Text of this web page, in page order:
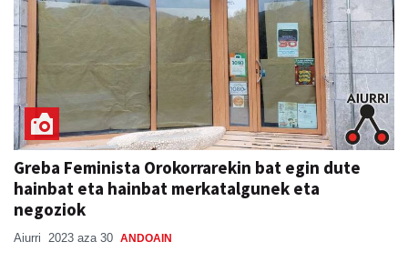
Greba Feminista Orokorrarekin bat egin dute
hainbat eta hainbat merkatalgunek eta
negoziok
Aiurri 2023 aza 30 ANDOAIN